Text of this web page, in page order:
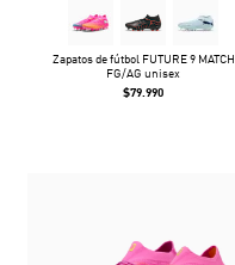
Zapatos de fútbol FUTURE 9 MATCH
FG/AG unisex
$79.990